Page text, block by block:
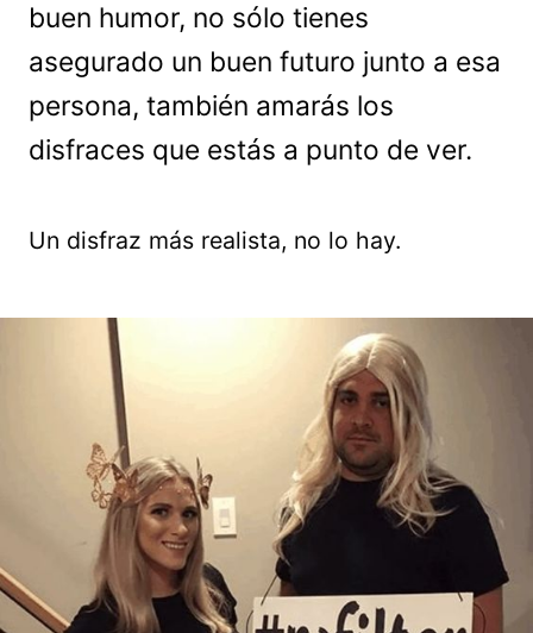
buen humor, no sólo tienes
asegurado un buen futuro junto a esa
persona, también amarás los
disfraces que estás a punto de ver.
Un disfraz más realista, no lo hay.